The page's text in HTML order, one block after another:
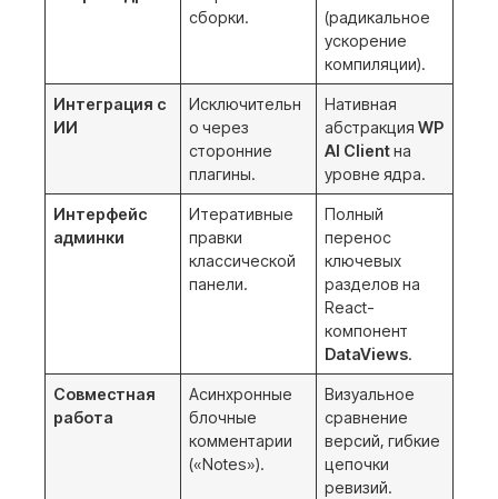
сборки.
(радикальное
ускорение
компиляции).
Интеграция с
ИИ
Исключительн
о через
сторонние
плагины.
Нативная
абстракцияWP
AI Clientна
уровне ядра.
Интерфейс
админки
Итеративные
правки
классической
панели.
Полный
перенос
ключевых
разделов на
React-
компонент
DataViews.
Совместная
работа
Асинхронные
блочные
комментарии
(«Notes»).
Визуальное
сравнение
версий, гибкие
цепочки
ревизий.